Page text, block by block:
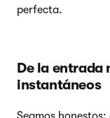
perfecta.
De la entrada
instantáneos